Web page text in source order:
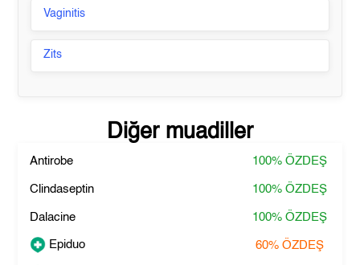
Vaginitis
Zits
Diğer muadiller
Antirobe 100% ÖZDEŞ
Clindaseptin 100% ÖZDEŞ
Dalacine 100% ÖZDEŞ
Epiduo 60% ÖZDEŞ